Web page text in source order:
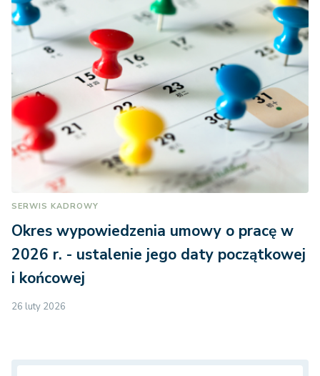
SERWIS KADROWY
Okres wypowiedzenia umowy o pracę w
2026 r. - ustalenie jego daty początkowej
i końcowej
26 luty 2026